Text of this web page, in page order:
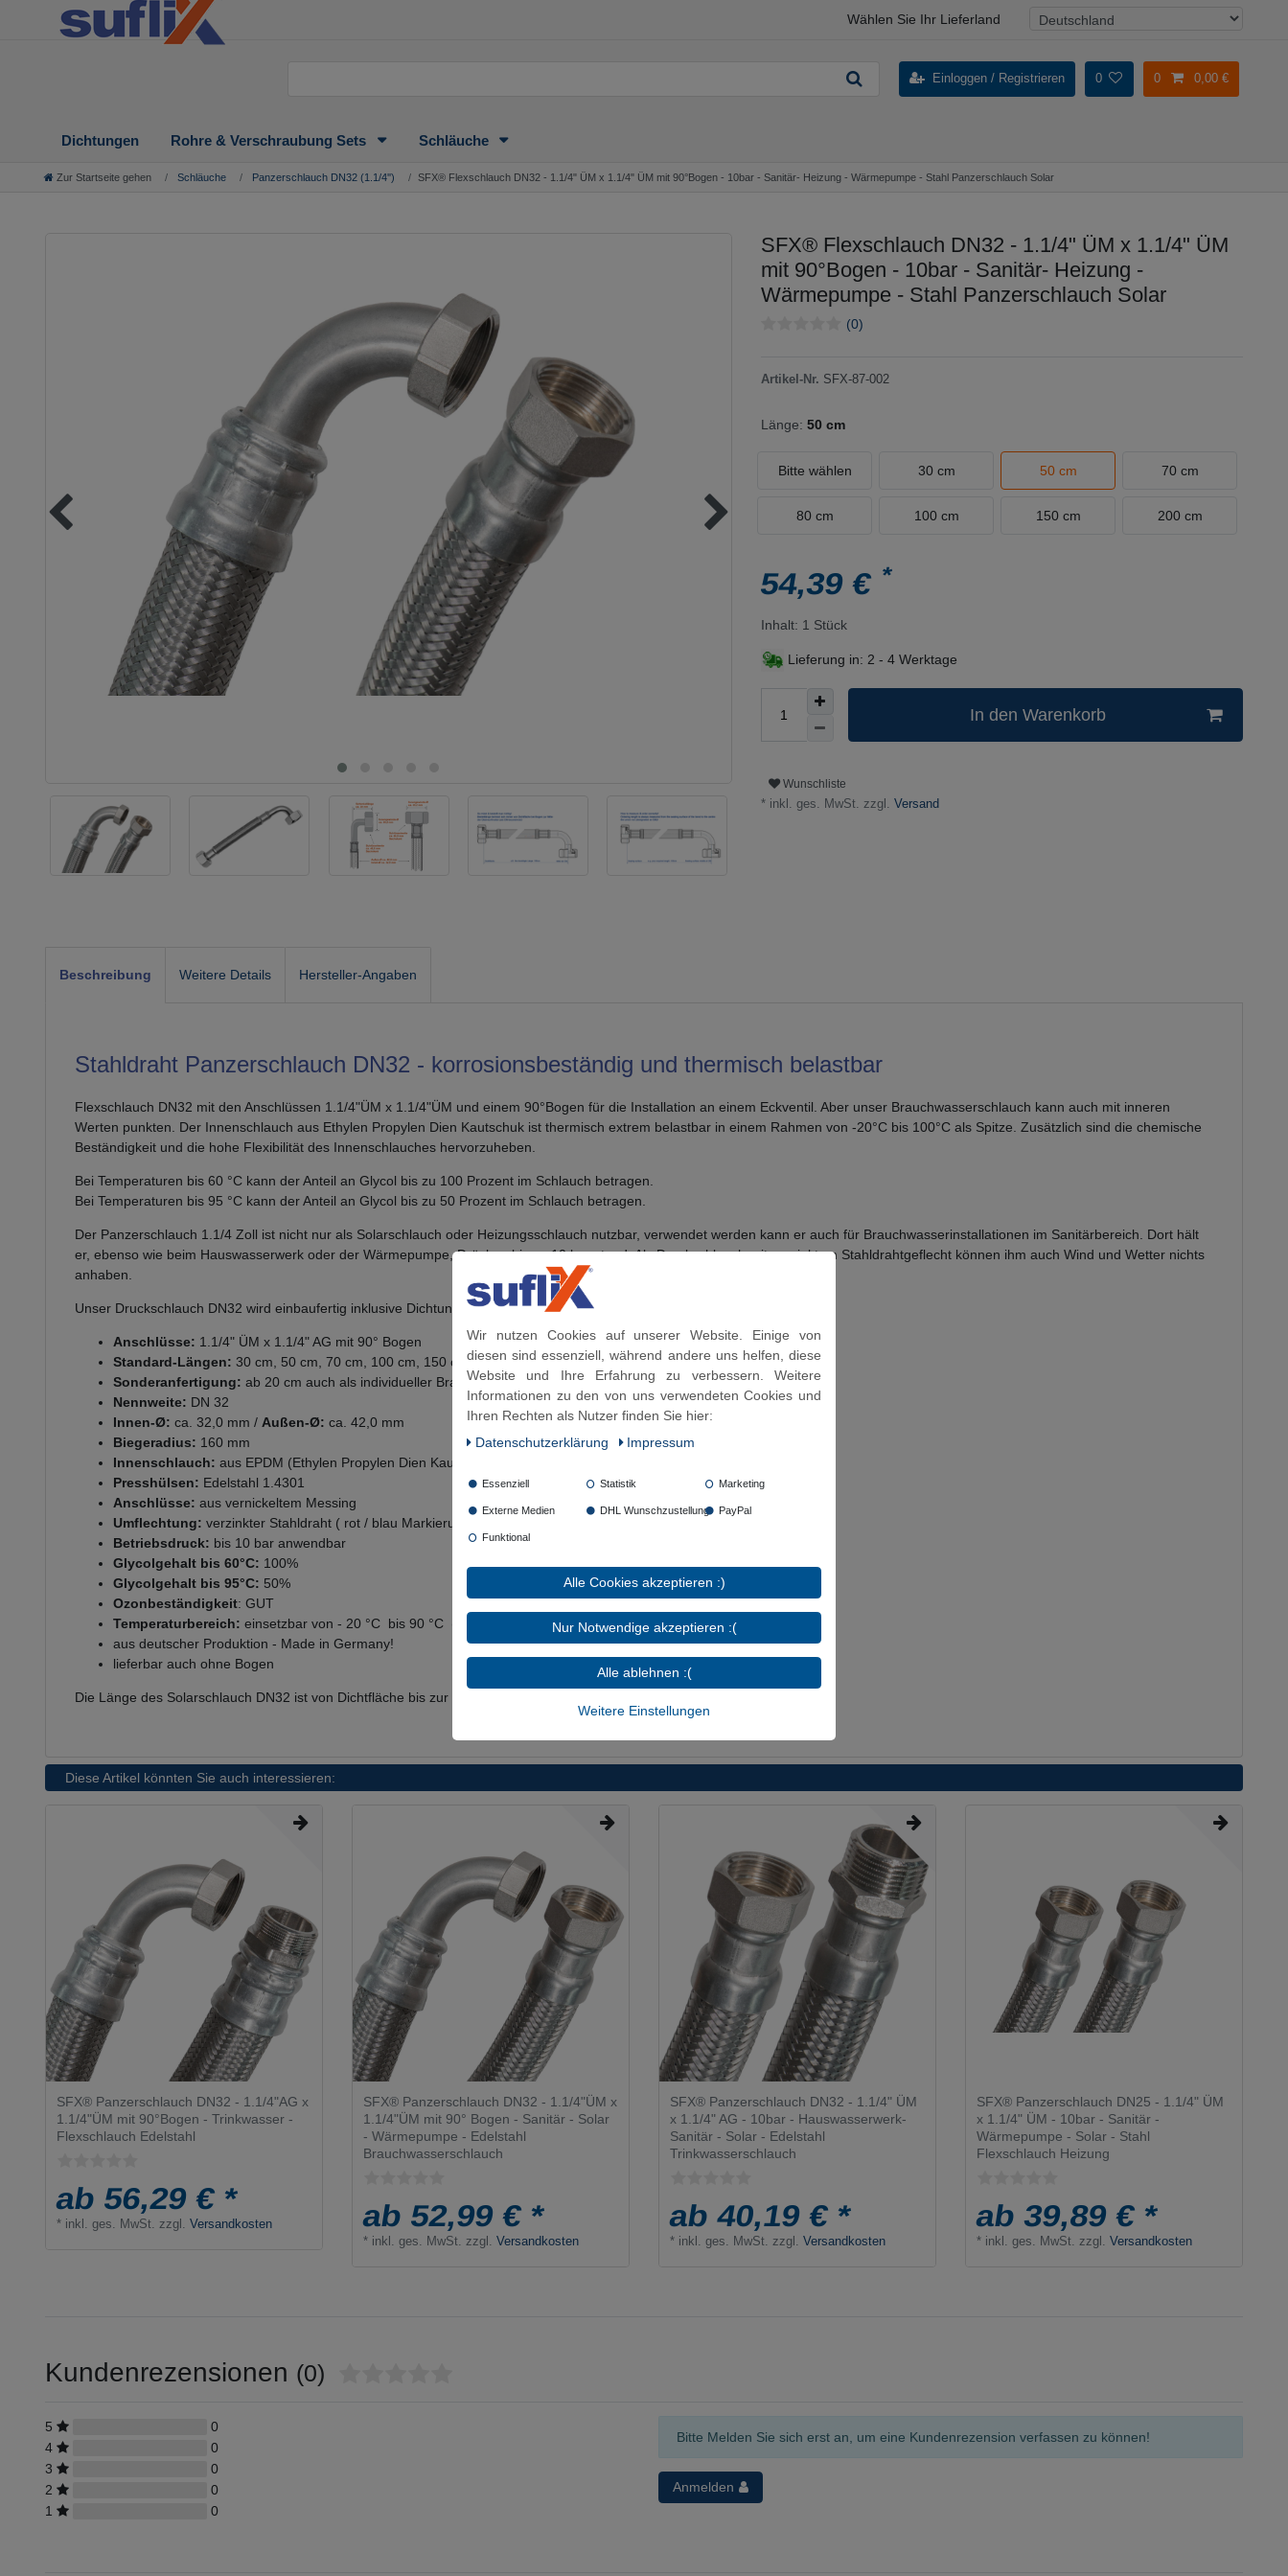
Wählen Sie Ihr Lieferland
Einloggen / Registrieren 0 0 0,00 €
Dichtungen Rohre & Verschraubung Sets Schläuche
Zur Startseite gehen Schläuche Panzerschlauch DN32 (1.1/4'') SFX® Flexschlauch DN32 - 1.1/4" ÜM x 1.1/4" ÜM mit 90°Bogen - 10bar - Sanitär- Heizung - Wärmepumpe - Stahl Panzerschlauch Solar
SFX® Flexschlauch DN32 - 1.1/4" ÜM x 1.1/4" ÜM
mit 90°Bogen - 10bar - Sanitär- Heizung -
Wärmepumpe - Stahl Panzerschlauch Solar
(0)
Artikel-Nr. SFX-87-002
Länge: 50 cm
Bitte wählen 30 cm 50 cm 70 cm
80 cm 100 cm 150 cm 200 cm
54,39 €*
Inhalt: 1 Stück
Lieferung in: 2 - 4 Werktage
In den Warenkorb
Wunschliste
* inkl. ges. MwSt. zzgl. Versand
Beschreibung Weitere Details Hersteller-Angaben
Stahldraht Panzerschlauch DN32 - korrosionsbeständig und thermisch belastbar
Flexschlauch DN32 mit den Anschlüssen 1.1/4"ÜM x 1.1/4"ÜM und einem 90°Bogen für die Installation an einem Eckventil. Aber unser Brauchwasserschlauch kann auch mit inneren
Werten punkten. Der Innenschlauch aus Ethylen Propylen Dien Kautschuk ist thermisch extrem belastbar in einem Rahmen von -20°C bis 100°C als Spitze. Zusätzlich sind die chemische
Beständigkeit und die hohe Flexibilität des Innenschlauches hervorzuheben.
Bei Temperaturen bis 60 °C kann der Anteil an Glycol bis zu 100 Prozent im Schlauch betragen.
Bei Temperaturen bis 95 °C kann der Anteil an Glycol bis zu 50 Prozent im Schlauch betragen.
Der Panzerschlauch 1.1/4 Zoll ist nicht nur als Solarschlauch oder Heizungsschlauch nutzbar, verwendet werden kann er auch für Brauchwasserinstallationen im Sanitärbereich. Dort hält
er, ebenso wie beim Hauswasserwerk oder der Wärmepumpe, Drücken bis zu 10 bar stand. Als Druckschlauch mit verzinktem Stahldrahtgeflecht können ihm auch Wind und Wetter nichts
anhaben.
Unser Druckschlauch DN32 wird einbaufertig inklusive Dichtung für ÜM geliefert!
Anschlüsse: 1.1/4" ÜM x 1.1/4" AG mit 90° Bogen
Standard-Längen: 30 cm, 50 cm, 70 cm, 100 cm, 150 cm & 200 cm
Sonderanfertigung: ab 20 cm auch als individueller Brauchwasserschlauch möglich
Nennweite: DN 32
Innen-Ø: ca. 32,0 mm / Außen-Ø: ca. 42,0 mm
Biegeradius: 160 mm
Innenschlauch: aus EPDM (Ethylen Propylen Dien Kautschuk)
Presshülsen: Edelstahl 1.4301
Anschlüsse: aus vernickeltem Messing
Umflechtung: verzinkter Stahldraht ( rot / blau Markierung)
Betriebsdruck: bis 10 bar anwendbar
Glycolgehalt bis 60°C: 100%
Glycolgehalt bis 95°C: 50%
Ozonbeständigkeit: GUT
Temperaturbereich: einsetzbar von - 20 °C bis 90 °C (100 °C kurzfristig)
aus deutscher Produktion - Made in Germany!
lieferbar auch ohne Bogen
Die Länge des Solarschlauch DN32 ist von Dichtfläche bis zur Mitte des Bogenradius bemessen.
Diese Artikel könnten Sie auch interessieren:
SFX® Panzerschlauch DN32 - 1.1/4"AG x
1.1/4"ÜM mit 90°Bogen - Trinkwasser -
Flexschlauch Edelstahl
ab 56,29 € *
* inkl. ges. MwSt. zzgl.Versandkosten
SFX® Panzerschlauch DN32 - 1.1/4"ÜM x
1.1/4"ÜM mit 90° Bogen - Sanitär - Solar
- Wärmepumpe - Edelstahl
Brauchwasserschlauch
ab 52,99 € *
* inkl. ges. MwSt. zzgl.Versandkosten
SFX® Panzerschlauch DN32 - 1.1/4" ÜM
x 1.1/4" AG - 10bar - Hauswasserwerk-
Sanitär - Solar - Edelstahl
Trinkwasserschlauch
ab 40,19 € *
* inkl. ges. MwSt. zzgl.Versandkosten
SFX® Panzerschlauch DN25 - 1.1/4" ÜM
x 1.1/4" ÜM - 10bar - Sanitär -
Wärmepumpe - Solar - Stahl
Flexschlauch Heizung
ab 39,89 € *
* inkl. ges. MwSt. zzgl.Versandkosten
Kundenrezensionen (0)
5
0
4
0
3
0
2
0
1
0
Bitte Melden Sie sich erst an, um eine Kundenrezension verfassen zu können!
Anmelden
Wir nutzen Cookies auf unserer Website. Einige von
diesen sind essenziell, während andere uns helfen, diese
Website und Ihre Erfahrung zu verbessern. Weitere
Informationen zu den von uns verwendeten Cookies und
Ihren Rechten als Nutzer finden Sie hier:
Daten­schutz­erklärung
Impressum
Essenziell Statistik Marketing
Externe Medien DHL Wunschzustellung PayPal
Funktional
Alle Cookies akzeptieren :)
Nur Notwendige akzeptieren :(
Alle ablehnen :(
Weitere Einstellungen